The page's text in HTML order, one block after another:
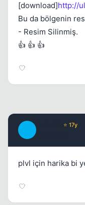
[download]http://
Bu da bölgenin
- Resim Silinmiş.
👍 👍 👍
⭐ 17y
plvl için harika bi